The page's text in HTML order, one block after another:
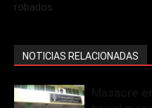
robados
NOTICIAS RELACIONADAS